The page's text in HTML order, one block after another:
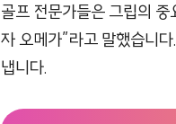
골프 전문가들은 그립의
자 오메가”라고 말했습니
냅니다.